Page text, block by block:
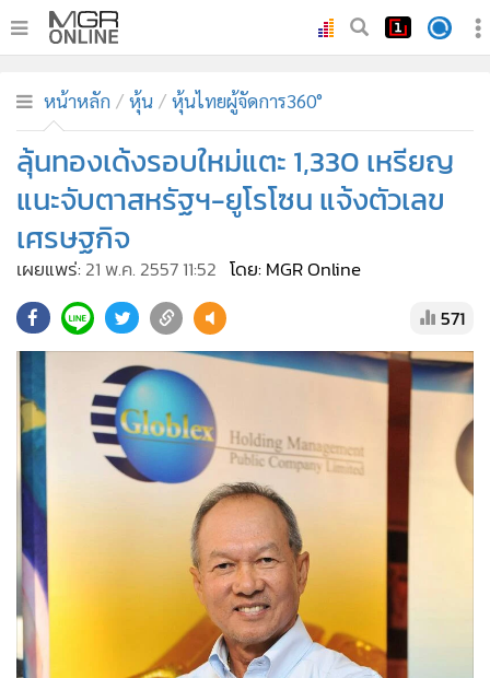
ทันเหตุการณ์
• ภาคใต้
ภูมิภาค
• บันเทิง
• คอลัมนิสต์
• ละคร
•
CbizReview
• Cyber BIZ
ผู้จัดกวน
Good health & Well-being
Green Innovation & SD
• Management & HR
•
MGR Live
• Infographic
•
การเมือง
หน้าหลัก หุ้น หุ้นไทยผู้จัดการ360°
ลุ้นทองเด้งรอบใหม่แตะ 1,330 เหรียญ
แนะจับตาสหรัฐฯ-ยูโรโซน แจ้งตัวเลข
เศรษฐกิจ
เผยแพร่: 21 พ.ค. 2557 11:52 โดย: MGR Online
571